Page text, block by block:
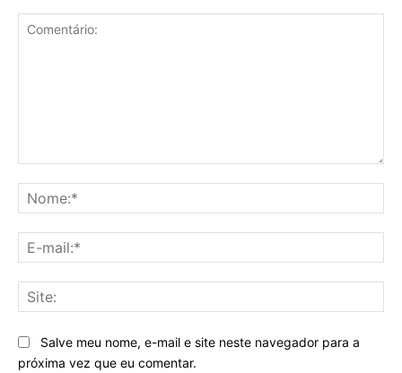
Salve meu nome, e-mail e site neste navegador para a
próxima vez que eu comentar.